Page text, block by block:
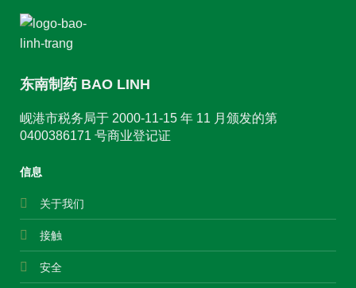
东南制药 BAO LINH
岘港市税务局于 2000-11-15 年 11 月颁发的第
0400386171 号商业登记证
信息
关于我们
接触
安全